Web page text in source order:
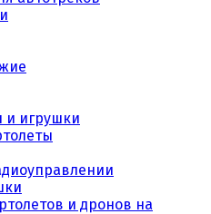
и игрушки
и дронов на